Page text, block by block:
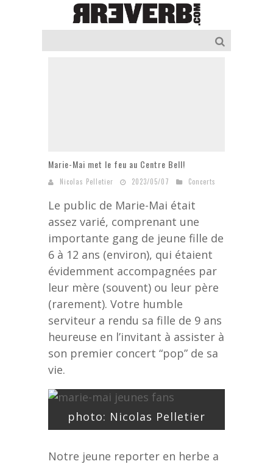
Marie-Mai met le feu au Centre Bell!
Nicolas Pelletier 2023/05/07 Concerts
Le public de Marie-Mai était
assez varié, comprenant une
importante gang de jeune fille de
6 à 12 ans (environ), qui étaient
évidemment accompagnées par
leur mère (souvent) ou leur père
(rarement). Votre humble
serviteur a rendu sa fille de 9 ans
heureuse en l’invitant à assister à
son premier concert “pop” de sa
vie.
photo: Nicolas Pelletier
Notre jeune reporter en herbe a